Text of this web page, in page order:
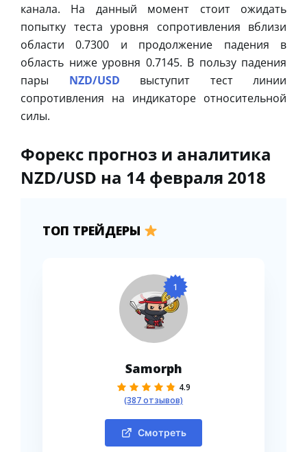
канала. На данный момент стоит ожидать
попытку теста уровня сопротивления вблизи
области 0.7300 и продолжение падения в
область ниже уровня 0.7145. В пользу падения
пары NZD/USD выступит тест линии
сопротивления на индикаторе относительной
силы.
Форекс прогноз и аналитика
NZD/USD на 14 февраля 2018
ТОП ТРЕЙДЕРЫ
1
Samorph
4.9
(387 отзывов)
Смотреть